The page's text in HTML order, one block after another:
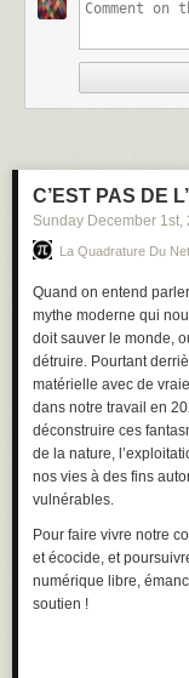
sons et d’images en
Pour collecter, stocker
prodigieuse
capitaux, d’abord :
capacité de stockage
et faire tourner leurs
graphiques (GPU),
composants et
Lorsqu’on a en tête
capitaux, de
tout ce qui pose déjà
quoi elle aggrave la
l’intelligence artificielle
intrinsèques à ces
eux (biais,
fonctionnement).
L’emballement
effets concrets de ces
problèmes actuels de
C’EST PAS DE
Sunday December 1st,
La Quadrature Du Net
Quand on entend
mythe moderne qui
doit sauver le monde,
détruire. Pourtant
matérielle avec de
dans notre travail en
déconstruire ces
de la nature,
nos vies à des fins
vulnérables.
Pour faire vivre notre
et écocide, et
numérique libre,
soutien !